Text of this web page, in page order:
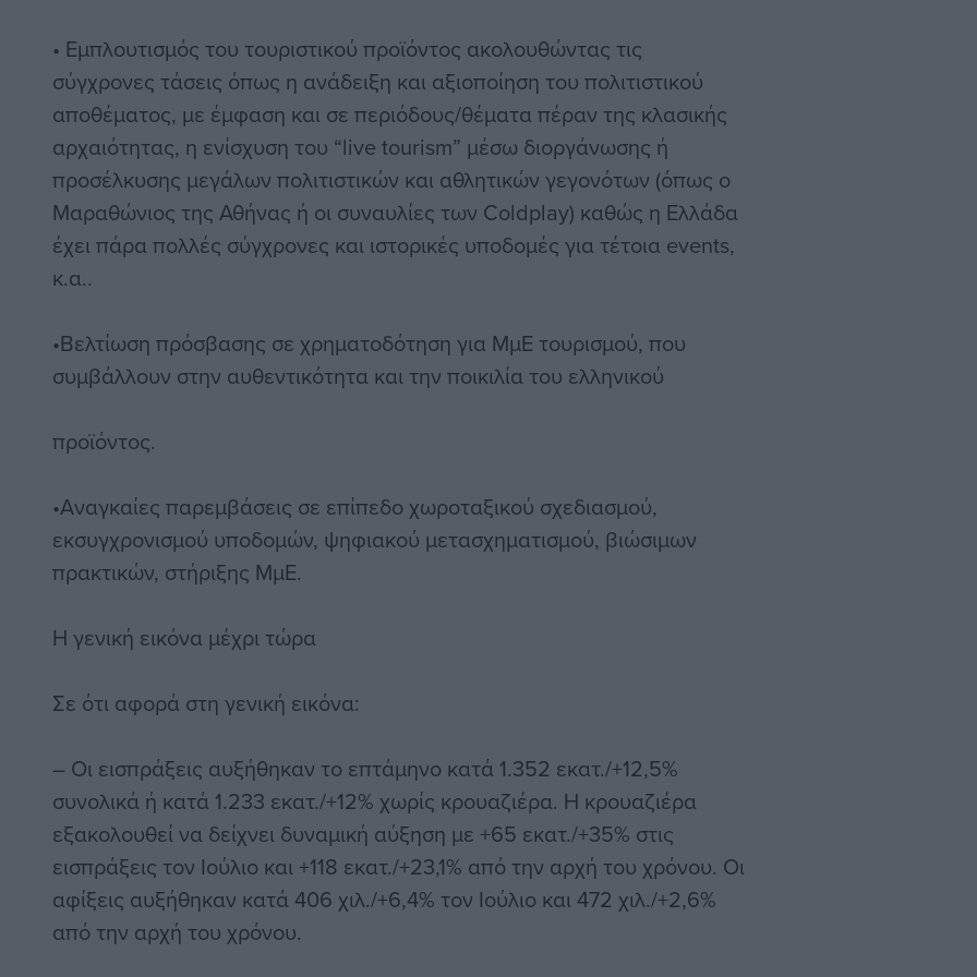
• Εμπλουτισμός του τουριστικού προϊόντος ακολουθώντας τις
σύγχρονες τάσεις όπως η ανάδειξη και αξιοποίηση του πολιτιστικού
αποθέματος, με έμφαση και σε περιόδους/θέματα πέραν της κλασικής
αρχαιότητας, η ενίσχυση του “live tourism” μέσω διοργάνωσης ή
προσέλκυσης μεγάλων πολιτιστικών και αθλητικών γεγονότων (όπως ο
Μαραθώνιος της Αθήνας ή οι συναυλίες των Coldplay) καθώς η Ελλάδα
έχει πάρα πολλές σύγχρονες και ιστορικές υποδομές για τέτοια events,
κ.α..
•Βελτίωση πρόσβασης σε χρηματοδότηση για ΜμΕ τουρισμού, που
συμβάλλουν στην αυθεντικότητα και την ποικιλία του ελληνικού
προϊόντος.
•Αναγκαίες παρεμβάσεις σε επίπεδο χωροταξικού σχεδιασμού,
εκσυγχρονισμού υποδομών, ψηφιακού μετασχηματισμού, βιώσιμων
πρακτικών, στήριξης ΜμΕ.
Η γενική εικόνα μέχρι τώρα
Σε ότι αφορά στη γενική εικόνα:
– Οι εισπράξεις αυξήθηκαν το επτάμηνο κατά 1.352 εκατ./+12,5%
συνολικά ή κατά 1.233 εκατ./+12% χωρίς κρουαζιέρα. H κρουαζιέρα
εξακολουθεί να δείχνει δυναμική αύξηση με +65 εκατ./+35% στις
εισπράξεις τον Ιούλιο και +118 εκατ./+23,1% από την αρχή του χρόνου. Οι
αφίξεις αυξήθηκαν κατά 406 χιλ./+6,4% τον Ιούλιο και 472 χιλ./+2,6%
από την αρχή του χρόνου.